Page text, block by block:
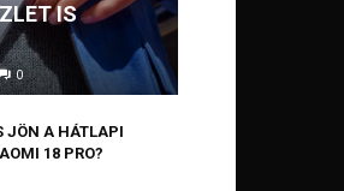
IS
0
JÖN A HÁTLAPI
18 PRO?